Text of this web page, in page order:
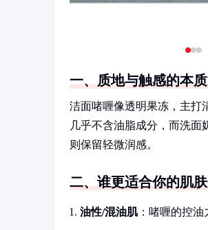
一、质地与触感的本
洁面啫喱像透明果冻，主打
几乎不含油脂成分，而洗
则保留轻微润感。
二、谁更适合你的肌
油性/混油肌：啫喱的控油